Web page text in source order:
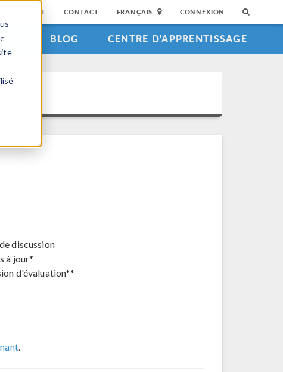
SUPPORT CONTACT FRANÇAIS CONNEXION
BLOG CENTRE D'APPRENTISSAGE
discussion
à jour*
d'évaluation**
.